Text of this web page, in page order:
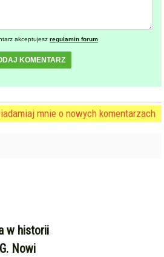
akceptujesz regulamin forum
KOMENTARZ
mnie o nowych komentarzach
w historii
Nowi